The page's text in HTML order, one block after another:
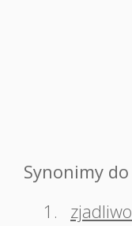
Synonimy
1.